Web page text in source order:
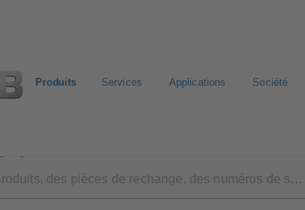
Produits Services Applications Société